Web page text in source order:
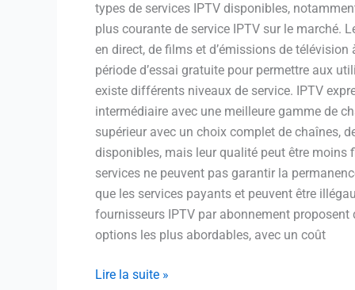
types de services IPTV disponibles,
plus courante de service IPTV sur le marché.
en direct, de films et d’émissions de
période d’essai gratuite pour permettre aux
existe différents niveaux de service. IPTV
intermédiaire avec une meilleure gamme de
supérieur avec un choix complet de chaînes,
disponibles, mais leur qualité peut être moins
services ne peuvent pas garantir la
que les services payants et peuvent être
fournisseurs IPTV par abonnement proposent
options les plus abordables, avec un coût
Lire la suite »